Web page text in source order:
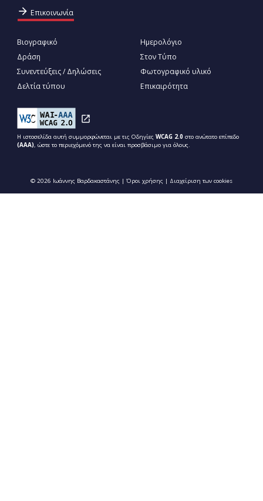
arrow_forward Επικοινωνία
Βιογραφικό
Δράση
Συνεντεύξεις / Δηλώσεις
Δελτία τύπου
Ημερολόγιο
Στον Τύπο
Φωτογραφικό υλικό
Επικαιρότητα
Η ιστοσελίδα αυτή συμμορφώνεται με τις Οδηγίες WCAG 2.0στο ανώτατο επίπεδο
(ΑΑΑ), ώστε το περιεχόμενό της να είναι προσβάσιμο για όλους.
© 2026 Ιωάννης Βαρδακαστάνης | Όροι χρήσης | Διαχείριση των cookies